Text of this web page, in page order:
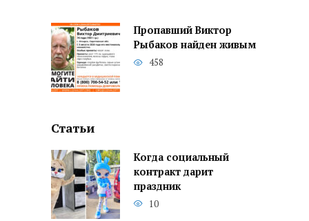
Пропавший Виктор
Рыбаков найден живым
458
Статьи
Когда социальный
контракт дарит
праздник
10